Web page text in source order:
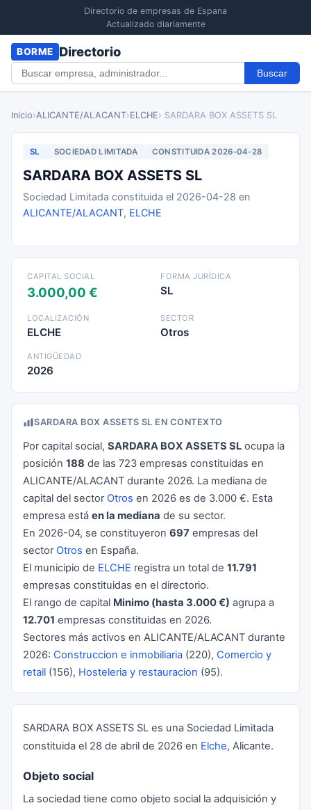
Directorio de empresas de Espana
Actualizado diariamente
BORME Directorio
Buscar
Inicio›ALICANTE/ALACANT›ELCHE› SARDARA BOX ASSETS SL
SL SOCIEDAD LIMITADA CONSTITUIDA 2026-04-28
SARDARA BOX ASSETS SL
Sociedad Limitada constituida el 2026-04-28 en
ALICANTE/ALACANT, ELCHE
CAPITAL SOCIAL
3.000,00 €
FORMA JURÍDICA
SL
LOCALIZACIÓN
ELCHE
SECTOR
Otros
ANTIGÜEDAD
2026
SARDARA BOX ASSETS SL EN CONTEXTO
Por capital social, SARDARA BOX ASSETS SL ocupa la
posición 188 de las 723 empresas constituidas en
ALICANTE/ALACANT durante 2026. La mediana de
capital del sector Otros en 2026 es de 3.000 €. Esta
empresa está en la mediana de su sector.
En 2026-04, se constituyeron 697 empresas del
sector Otros en España.
El municipio de ELCHE registra un total de 11.791
empresas constituidas en el directorio.
El rango de capital Minimo (hasta 3.000 €) agrupa a
12.701 empresas constituidas en 2026.
Sectores más activos en ALICANTE/ALACANT durante
2026: Construccion e inmobiliaria (220), Comercio y
retail (156), Hosteleria y restauracion (95).
SARDARA BOX ASSETS SL es una Sociedad Limitada
constituida el 28 de abril de 2026 en Elche, Alicante.
Objeto social
La sociedad tiene como objeto social la adquisición y